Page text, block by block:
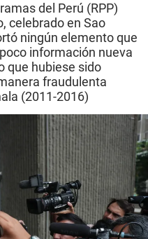
del Perú (RPP)
celebrado en Sao
ningún elemento que
información nueva
que hubiese sido
fraudulenta
(2011-2016)